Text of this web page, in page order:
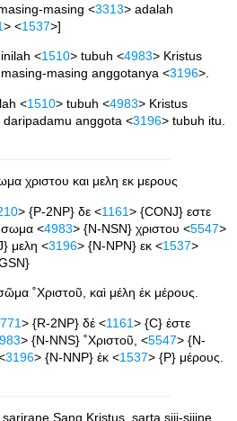
masing <3313> adalah
> <1537>]
<1510> tubuh <4983> Kristus
masing anggotanya <3196>.
<1510> tubuh <4983> Kristus
daripadamu anggota <3196> tubuh itu.
χριστου και μελη εκ μερους
> {P-2NP} δε <1161> {CONJ} εστε
σωμα <4983> {N-NSN} χριστου <5547>
μελη <3196> {N-NPN} εκ <1537>
˚Χριστοῦ, καὶ μέλη ἐκ μέρους.
> {R-2NP} δέ <1161> {C} ἐστε
> {N-NNS} ˚Χριστοῦ, <5547> {N-
3196> {N-NNP} ἐκ <1537> {P} μέρους.
Sang Kristus, sarta siji-sijine